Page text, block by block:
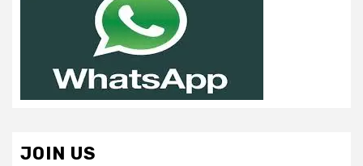
JOIN US